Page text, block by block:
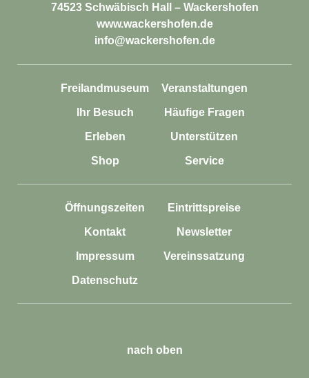
74523 Schwäbisch Hall – Wackershofen
www.wackershofen.de
info@wackershofen.de
Freilandmuseum Veranstaltungen
Ihr Besuch Häufige Fragen
Erleben Unterstützen
Shop Service
Öffnungszeiten Eintrittspreise
Kontakt Newsletter
Impressum Vereinssatzung
Datenschutz
nach oben